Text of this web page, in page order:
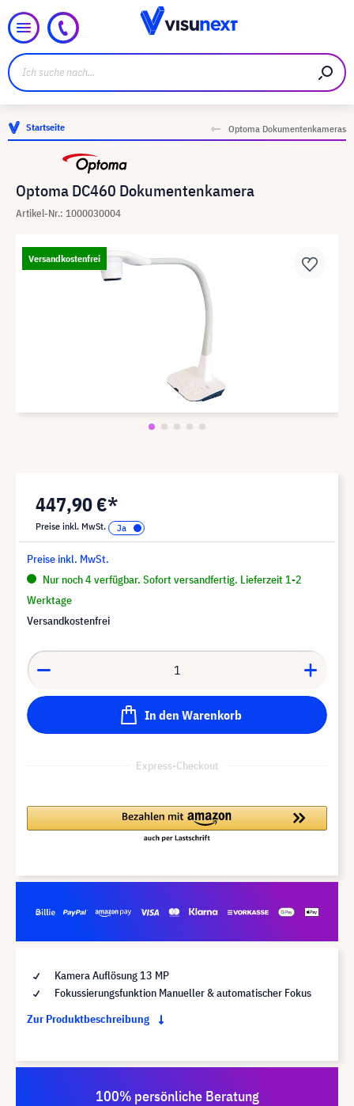
Startseite Optoma Dokumentenkameras
Optoma DC460 Dokumentenkamera
Artikel-Nr.: 1000030004
Versandkostenfrei
447,90 €*
Preise inkl. MwSt.
Preise inkl. MwSt.
Nur noch 4 verfügbar. Sofort versandfertig. Lieferzeit 1-2
Werktage
Versandkostenfrei
In den Warenkorb
Express-Checkout
Kamera Auflösung 13 MP
Fokussierungsfunktion Manueller & automatischer Fokus
Zur Produktbeschreibung
100% persönliche Beratung